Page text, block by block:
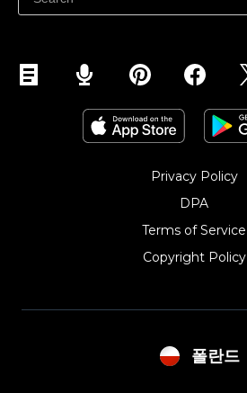
Sprzedawaj na Instagramie
Privacy Policy
DPA
Terms of Service
Copyright Policy‎
폴란드